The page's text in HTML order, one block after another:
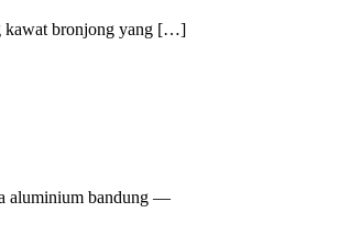
kawat bronjong yang […]
aluminium bandung —